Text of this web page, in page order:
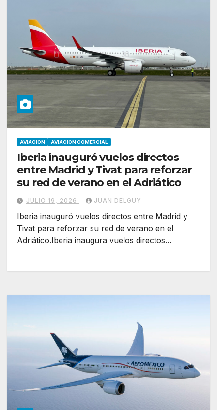
AVIACION AVIACION COMERCIAL
Iberia inauguró vuelos directos
entre Madrid y Tivat para reforzar
su red de verano en el Adriático
JULIO 19, 2026 JUAN DELGUY
Iberia inauguró vuelos directos entre Madrid y
Tivat para reforzar su red de verano en el
Adriático.Iberia inaugura vuelos directos…